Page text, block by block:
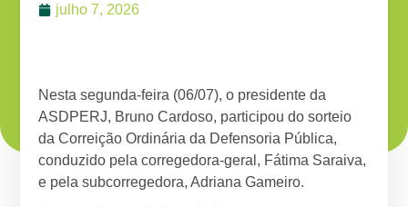
julho 7, 2026
Nesta segunda-feira (06/07), o presidente da
ASDPERJ, Bruno Cardoso, participou do sorteio
da Correição Ordinária da Defensoria Pública,
conduzido pela corregedora-geral, Fátima Saraiva,
e pela subcorregedora, Adriana Gameiro.